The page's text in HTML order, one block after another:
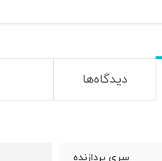
دیدگاه‌ها
سری پردازنده